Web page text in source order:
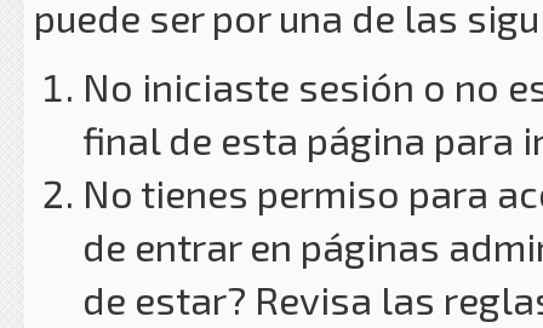
puede ser por una de las
No iniciaste sesión o no
final de esta página para
No tienes permiso para
de entrar en páginas
de estar? Revisa las